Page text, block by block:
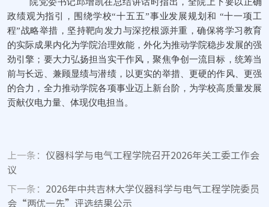
政绩观为指引，围绕学校“十五五”事业发展规划和 “十一项工
程”战略举措 ，坚持靶向发力与深挖根源并重，确保将学习教育
的实际成果内化为学院治理效能，外化为推动学院稳步发展的强
劲引擎；要大力弘扬担当实干作风，聚焦争创一流目标，统筹当
前与长远、兼顾显绩与潜绩，以更实的举措、更硬的作风、更强
的合力，全力推动学院各项事业迈上新台阶，为学校高质量发展
贡献仪电力量、体现仪电担当。
上一条： 仪器科学与电气工程学院召开2026年关工委工作会
议
下一条： 2026年中共吉林大学仪器科学与电气工程学院委员
会“两优一先”评选结果公示